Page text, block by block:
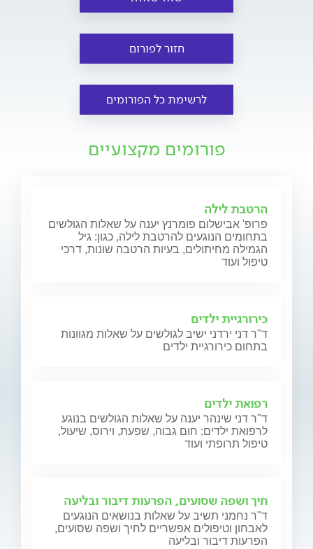
חזור לפורום
לרשימת כל הפורומים
פורומים מקצועיים
הרטבת לילה
פרופ' אבישלום פומרנץ יענה על שאלות הגולשים
בתחומים הנוגעים להרטבת לילה, כגון: גיל
הגמילה מחיתולים, בעיות הרטבה שונות, דרכי
טיפול ועוד
כירורגיית ילדים
ד"ר דני ירדני ישיב לגולשים על שאלות מגוונות
בתחום כירורגיית ילדים
רפואת ילדים
ד"ר דני שינהר יענה על שאלות הגולשים בנוגע
לרפואת ילדים: חום גבוה, שפעת, וירוס, שיעול,
טיפול תרופתי ועוד
חיך ושפה שסועים, הפרעות דיבור ובליעה
ד"ר נחמני תשיב על שאלות בנושאים הנוגעים
לאבחון וטיפולים אפשריים לחיך ושפה שסועים,
הפרעות דיבור ובליעה